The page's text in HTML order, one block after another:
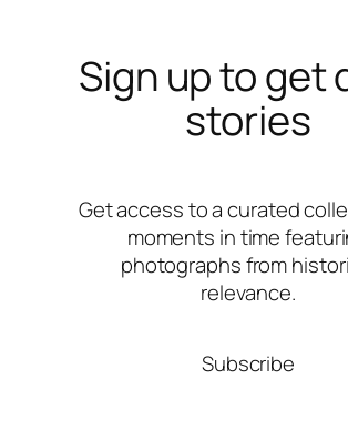
Sign up to get
stories
Get access to a curated
moments in time
photographs from
relevance.
Subscribe